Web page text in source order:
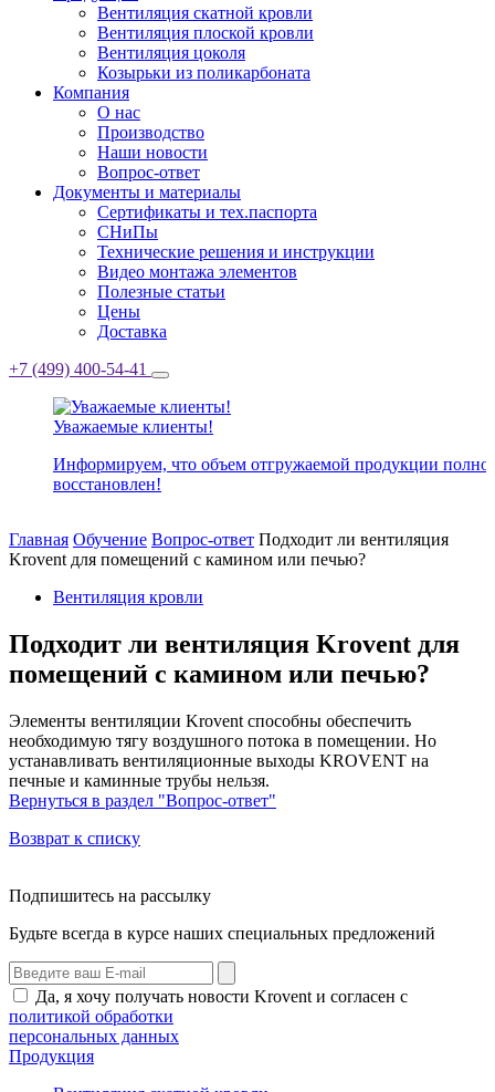
Вентиляция скатной кровли
Вентиляция плоской кровли
Вентиляция цоколя
Козырьки из поликарбоната
Компания
О нас
Производство
Наши новости
Вопрос-ответ
Документы и материалы
Сертификаты и тех.паспорта
СНиПы
Технические решения и инструкции
Видео монтажа элементов
Полезные статьи
Цены
Доставка
+7 (499) 400-54-41
Уважаемые клиенты!
Информируем, что объем отгружаемой продукции
восстановлен!
Главная Обучение Вопрос-ответ Подходит ли вентиляция
Krovent для помещений с камином или печью?
Вентиляция кровли
Подходит ли вентиляция Krovent для
помещений с камином или печью?
Элементы вентиляции Krovent способны обеспечить
необходимую тягу воздушного потока в помещении. Но
устанавливать вентиляционные выходы KROVENT на
печные и каминные трубы нельзя.
Вернуться в раздел "Вопрос-ответ"
Возврат к списку
Подпишитесь на рассылку
Будьте всегда в курсе наших специальных предложений
Да, я хочу получать новости Krovent и согласен с
политикой обработки
персональных данных
Продукция